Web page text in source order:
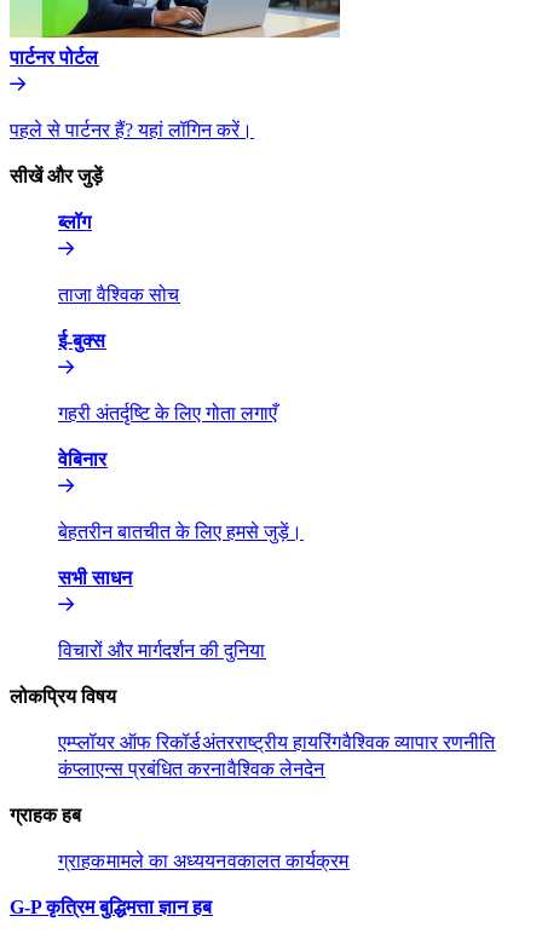
पार्टनर पोर्टल​​
पहले से पार्टनर हैं? यहां लॉगिन करें।​​
सीखें और जुड़ें​​
ब्लॉग​​
ताजा वैश्विक सोच​​
ई-बुक्स​​
गहरी अंतर्दृष्टि के लिए गोता लगाएँ​​
वेबिनार​​
बेहतरीन बातचीत के लिए हमसे जुड़ें।​​
सभी साधन​​
विचारों और मार्गदर्शन की दुनिया​​
लोकप्रिय विषय​​
एम्प्लॉयर ऑफ रिकॉर्ड​​अंतरराष्ट्रीय हायरिंग​​वैश्विक व्यापार रणनीति​​
कंप्लाएन्स प्रबंधित करना​​वैश्विक लेनदेन​​
ग्राहक हब​​
ग्राहक​​मामले का अध्ययन​​वकालत कार्यक्रम​​
G-P कृत्रिम बुद्धिमत्ता ज्ञान हब​​